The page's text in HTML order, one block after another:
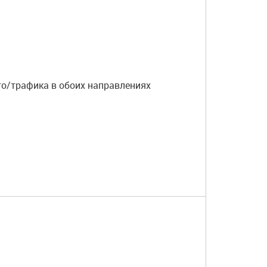
трафика в обоих направлениях